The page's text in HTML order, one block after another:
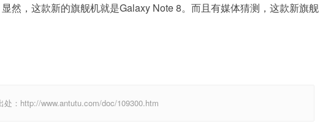
然，这款新的旗舰机就是Galaxy Note 8。而且有媒体猜测，这款新旗舰
：http://www.antutu.com/doc/109300.htm